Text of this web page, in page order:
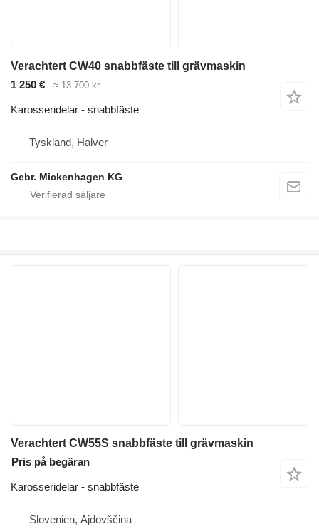
Verachtert CW40 snabbfäste till grävmaskin
1 250 €
≈ 13 700 kr
Karosseridelar - snabbfäste
Tyskland, Halver
Gebr. Mickenhagen KG
Verachtert CW55S snabbfäste till grävmaskin
Pris på begäran
Karosseridelar - snabbfäste
Slovenien, Ajdovščina